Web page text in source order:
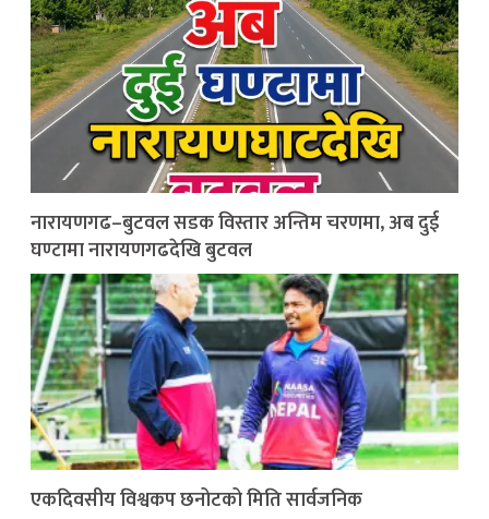
नारायणगढ–बुटवल सडक विस्तार अन्तिम चरणमा, अब दुई
घण्टामा नारायणगढदेखि बुटवल
एकदिवसीय विश्वकप छनोटको मिति सार्वजनिक